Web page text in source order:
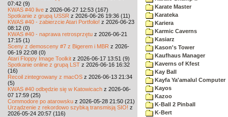
07:42 (9)
KWAS #40 live z 2026-06-27 12:53 (167)
Spotkanie z grupą USSR z 2026-06-26 19:36 (11)
KWAS #40 - zabierzcie Atari Portfolio! z 2026-06-23
08:12 (0)
KWAS #40 - naprawa retrosprzętu z 2026-06-21
17:15 (1)
Sceny z demosceny #7 z Bigerem i MBR z 2026-
06-19 22:08 (0)
Atari Floppy Image Toolkit z 2026-06-17 13:51 (9)
Spotkanie online z grupą LST z 2026-06-16 16:32
(16)
Recoil zintegrowany z macOS z 2026-06-13 21:34
(5)
KWAS #40 odbędzie się w Katowicach z 2026-06-
07 17:59 (25)
Commodore po atarowsku z 2026-05-28 21:50 (21)
Urządzenie z rekordowo szybką transmisją SIO! z
2026-05-24 20:57 (116)
Karate Master
Karateka
Kariera
Karmic Caverns
Kasiarz
Kason's Tower
Kaufhaus Manager
Kaverns of Kfest
Kay Ball
Kayfa Ya'amalul Computer
Kayos
Kazoo
K-Ball 2 Pinball
K-Bert